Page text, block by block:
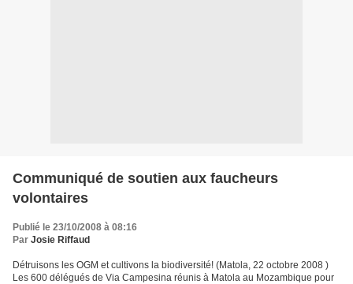
Communiqué de soutien aux faucheurs
volontaires
Publié le 23/10/2008 à 08:16
Par Josie Riffaud
Détruisons les OGM et cultivons la biodiversité! (Matola, 22 octobre 2008 )
Les 600 délégués de Via Campesina réunis à Matola au Mozambique pour